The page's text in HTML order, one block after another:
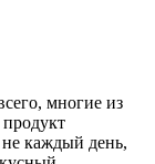
многие из
не каждый день,